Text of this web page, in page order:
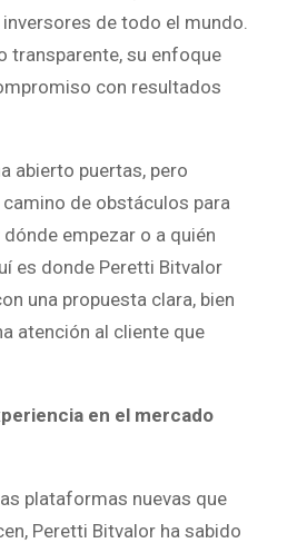
de todo el mundo.
transparente, su enfoque
con resultados
abierto puertas, pero
de obstáculos para
empezar o a quién
es donde Peretti Bitvalor
una propuesta clara, bien
atención al cliente que
en el mercado
plataformas nuevas que
Peretti Bitvalor ha sabido